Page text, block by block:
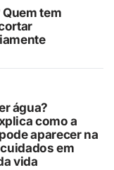
tem
água?
como a
aparecer na
em
vida